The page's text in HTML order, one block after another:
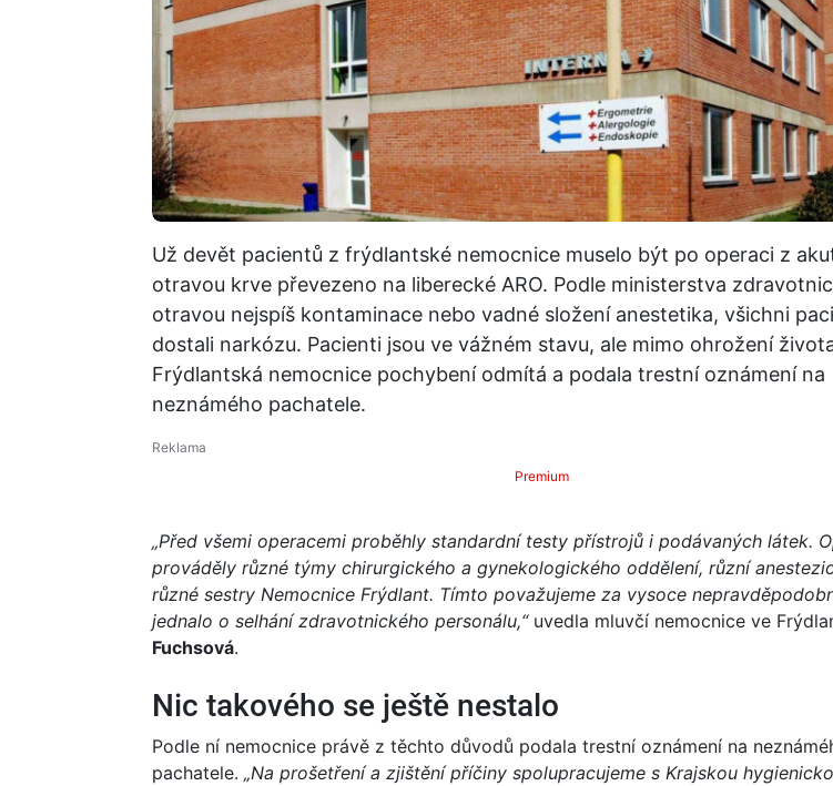
Už devět pacientů z frýdlantské nemocnice muselo být po operaci z
otravou krve převezeno na liberecké ARO. Podle ministerstva
otravou nejspíš kontaminace nebo vadné složení anestetika, všichni
dostali narkózu. Pacienti jsou ve vážném stavu, ale mimo ohrožení
Frýdlantská nemocnice pochybení odmítá a podala trestní oznámení na
neznámého pachatele.
Premium
„Před všemi operacemi proběhly standardní testy přístrojů i podávaných látek.
prováděly různé týmy chirurgického a gynekologického oddělení, různí
různé sestry Nemocnice Frýdlant. Tímto považujeme za vysoce
jednalo o selhání zdravotnického personálu,“uvedla mluvčí nemocnice ve
Fuchsová.
Nic takového se ještě nestalo
Podle ní nemocnice právě z těchto důvodů podala trestní oznámení na
pachatele. „Na prošetření a zjištění příčiny spolupracujeme s Krajskou